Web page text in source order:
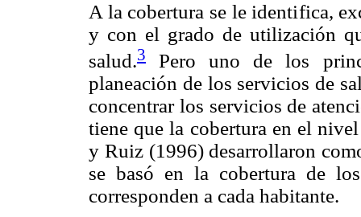
A la cobertura se le identifica,
y con el grado de utilización
salud.3
Pero uno de los
planeación de los servicios de
concentrar los servicios de
tiene que la cobertura en el
y Ruiz (1996) desarrollaron
se basó en la cobertura de
corresponden a cada habitante.